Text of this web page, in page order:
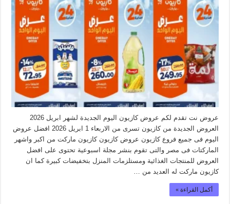
عروض نت تقدم لكم عروض كازيون اليوم الجديدة لشهر ابريل 2026
العروض الجديدة من كازيون تسرى من الاربعاء 1 ابريل 2026 افضل عروض
اليوم فى جميع فروع كازيون عروض كازيون كازيون ماركت من اكبر واشهر
الماركتات فى مصر والتى تقوم بنشر مجلة اسبوعية تحتوى على افضل
العروض للمنتجات الغذائية ومستلزمات المنزل بتخفيضات كبيرة كما ان
كازيون ماركت له العديد من …
أكمل القراءة »